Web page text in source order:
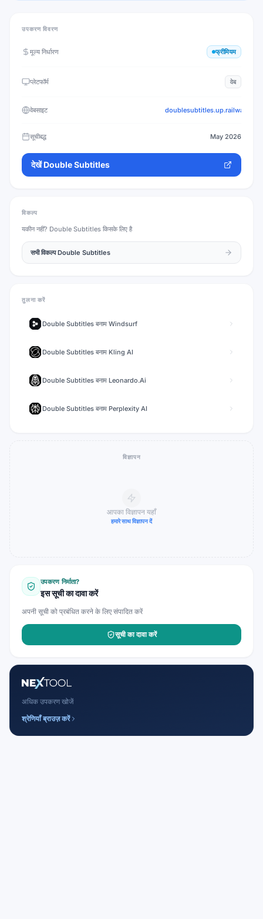
उपकरण विवरण
मूल्य निर्धारण फ्रीमियम
प्लेटफॉर्म वेब
वेबसाइट doublesubtitles.up.railway.app
सूचीबद्ध May 2026
देखें Double Subtitles
विकल्प
यकीन नहीं? Double Subtitles किसके लिए है
सभी विकल्प Double Subtitles
तुलना करें
Double Subtitles बनाम Windsurf
Double Subtitles बनाम Kling AI
Double Subtitles बनाम Leonardo.Ai
Double Subtitles बनाम Perplexity AI
विज्ञापन
आपका विज्ञापन यहाँ
हमारे साथ विज्ञापन दें
उपकरण निर्माता?
इस सूची का दावा करें
अपनी सूची को प्रबंधित करने के लिए संपादित करें
सूची का दावा करें
अधिक उपकरण खोजें
श्रेणियाँ ब्राउज़ करें